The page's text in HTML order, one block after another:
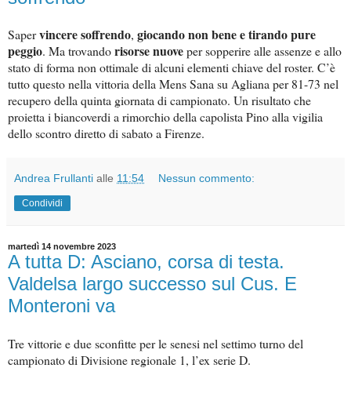
Sapervincere soffrendo, giocando non bene e tirando pure
peggio. Ma trovandorisorse nuoveper sopperire alle assenze e allo
stato di forma non ottimale di alcuni elementi chiave del roster. C’è
tutto questo nella vittoria della Mens Sana su Agliana per 81-73 nel
recupero della quinta giornata di campionato. Un risultato che
proietta i biancoverdi a rimorchio della capolista Pino alla vigilia
dello scontro diretto di sabato a Firenze.
Andrea Frullanti alle 11:54 Nessun commento:
Condividi
martedì 14 novembre 2023
A tutta D: Asciano, corsa di testa.
Valdelsa largo successo sul Cus. E
Monteroni va
Tre vittorie e due sconfitte per le senesi nel settimo turno del
campionato di Divisione regionale 1, l’ex serie D.